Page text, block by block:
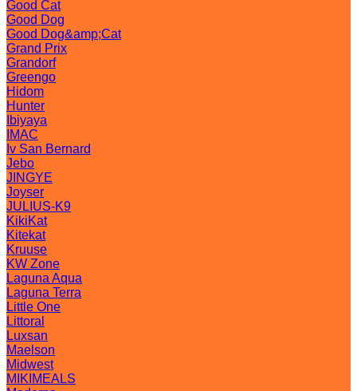
Good Cat
Good Dog
Good Dog&amp;Cat
Grand Prix
Grandorf
Greengo
Hidom
Hunter
Ibiyaya
IMAC
Iv San Bernard
Jebo
JINGYE
Joyser
JULIUS-K9
KikiKat
Kitekat
Kruuse
KW Zone
Laguna Aqua
Laguna Terra
Little One
Littoral
Luxsan
Maelson
Midwest
MIKIMEALS